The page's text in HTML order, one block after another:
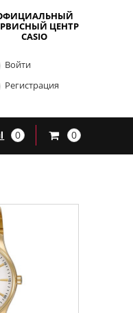
ЦЕНТР
CASIO
Войти
Регистрация
0 0